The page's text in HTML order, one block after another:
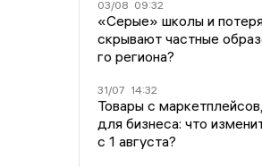
03/08 09:32
«Серые» школы и
скрывают частные
го региона?
31/07 14:32
Товары с
для бизнеса: что
с 1 августа?